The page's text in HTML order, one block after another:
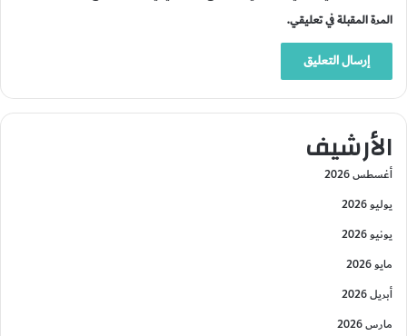
المرة المقبلة في تعليقي.
الأرشيف
أغسطس 2026
يوليو 2026
يونيو 2026
مايو 2026
أبريل 2026
مارس 2026